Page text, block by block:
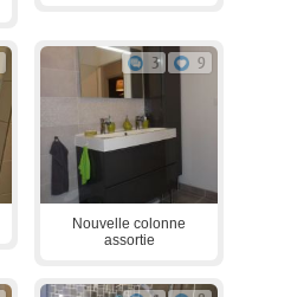
3 9
Nouvelle colonne
assortie